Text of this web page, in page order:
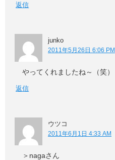
返信
junko
2011年5月26日 6:06 PM
やってくれましたね～（笑）
返信
ウツコ
2011年6月1日 4:33 AM
＞nagaさん